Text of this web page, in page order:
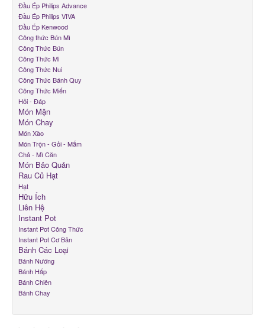
Rau Củ Hạt
Hữu Ích
Liên Hệ
Instant Pot
Bánh Các Loại
Đầu Ép Philips Advance
Đầu Ép Philips VIVA
Đầu Ép Kenwood
Công thức Bún Mì
Công Thức Bún
Công Thức Mì
Công Thức Nui
Công Thức Bánh Quy
Công Thức Miến
Hỏi - Đáp
Món Mặn
Món Chay
Món Xào
Món Trộn - Gỏi - Mắm
Chả - Mì Căn
Món Bảo Quản
Rau Củ Hạt
Hạt
Hữu Ích
Liên Hệ
Instant Pot
Instant Pot Công Thức
Instant Pot Cơ Bản
Bánh Các Loại
Bánh Nướng
Bánh Hấp
Bánh Chiên
Bánh Chay